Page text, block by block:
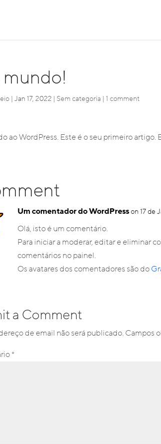
mundo!
|Jan 17, 2022 | Sem categoria |1 comment
ao WordPress. Este é o seu primeiro
Um comentador do WordPresson 17 de
Olá, isto é um comentário.
Para iniciar a moderar, editar e eliminar
comentários no painel.
Os avatares dos comentadores são do
a Comment
de email não será publicado. Campos
*